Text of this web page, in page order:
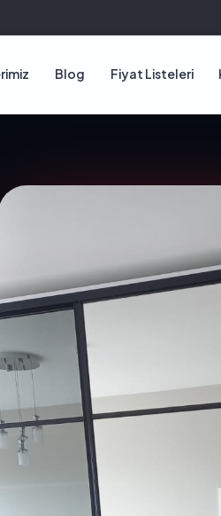
Blog Fiyat Listeleri